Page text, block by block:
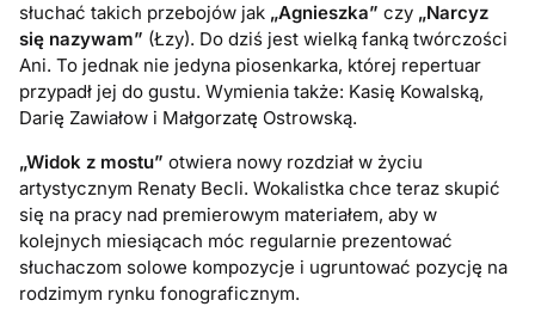
słuchać takich przebojów jak „Agnieszka” czy „Narcyz
się nazywam” (Łzy). Do dziś jest wielką fanką twórczości
Ani. To jednak nie jedyna piosenkarka, której repertuar
przypadł jej do gustu. Wymienia także: Kasię Kowalską,
Darię Zawiałow i Małgorzatę Ostrowską.
„Widok z mostu” otwiera nowy rozdział w życiu
artystycznym Renaty Becli. Wokalistka chce teraz skupić
się na pracy nad premierowym materiałem, aby w
kolejnych miesiącach móc regularnie prezentować
słuchaczom solowe kompozycje i ugruntować pozycję na
rodzimym rynku fonograficznym.